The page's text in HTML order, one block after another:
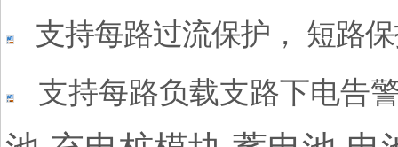
支持每路过流保护，
短路
支持每路负载支路下电告